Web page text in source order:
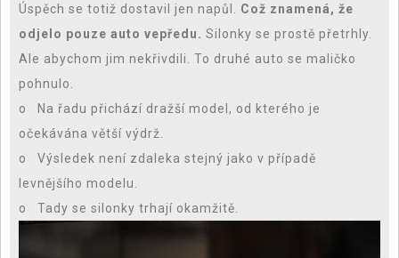
Úspěch se totiž dostavil jen napůl. Což znamená, že
odjelo pouze auto vepředu. Silonky se prostě přetrhly.
Ale abychom jim nekřivdili. To druhé auto se maličko
pohnulo.
o Na řadu přichází dražší model, od kterého je
očekávána větší výdrž.
o Výsledek není zdaleka stejný jako v případě
levnějšího modelu.
o Tady se silonky trhají okamžitě.